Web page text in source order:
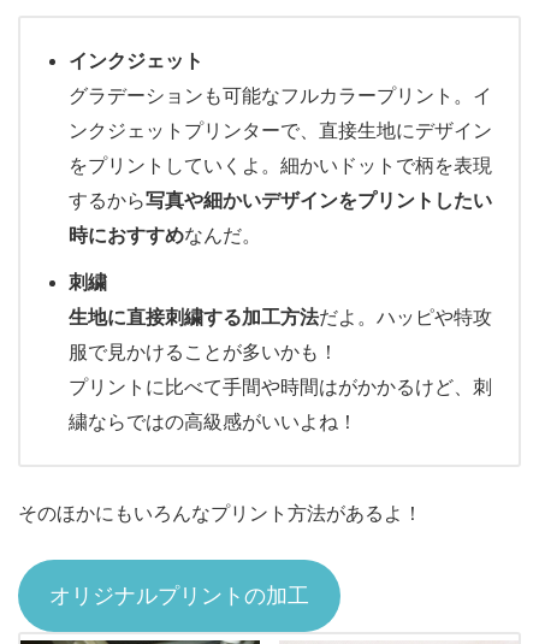
インクジェット
グラデーションも可能なフルカラープリント。イ
ンクジェットプリンターで、直接生地にデザイン
をプリントしていくよ。細かいドットで柄を表現
するから写真や細かいデザインをプリントしたい
時におすすめなんだ。
刺繍
生地に直接刺繍する加工方法だよ。ハッピや特攻
服で見かけることが多いかも！
プリントに比べて手間や時間はがかかるけど、刺
繍ならではの高級感がいいよね！
そのほかにもいろんなプリント方法があるよ！
オリジナルプリントの加工